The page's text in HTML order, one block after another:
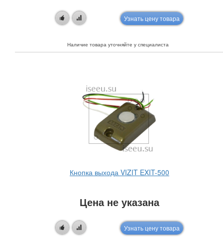
Узнать цену товара
Наличие товара уточняйте у специалиста
Кнопка выхода VIZIT EXIT-500
Цена не указана
Узнать цену товара